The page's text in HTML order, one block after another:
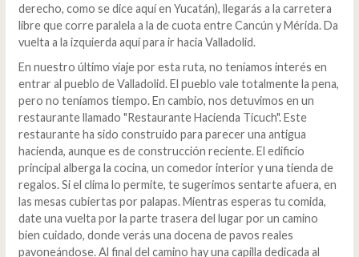
derecho, como se dice aquí en Yucatán), llegarás a la carretera
libre que corre paralela a la de cuota entre Cancún y Mérida. Da
vuelta a la izquierda aquí para ir hacia Valladolid.
En nuestro último viaje por esta ruta, no teníamos interés en
entrar al pueblo de Valladolid. El pueblo vale totalmente la pena,
pero no teníamos tiempo. En cambio, nos detuvimos en un
restaurante llamado "Restaurante Hacienda Ticuch". Este
restaurante ha sido construido para parecer una antigua
hacienda, aunque es de construcción reciente. El edificio
principal alberga la cocina, un comedor interior y una tienda de
regalos. Si el clima lo permite, te sugerimos sentarte afuera, en
las mesas cubiertas por palapas. Mientras esperas tu comida,
date una vuelta por la parte trasera del lugar por un camino
bien cuidado, donde verás una docena de pavos reales
pavoneándose. Al final del camino hay una capilla dedicada al